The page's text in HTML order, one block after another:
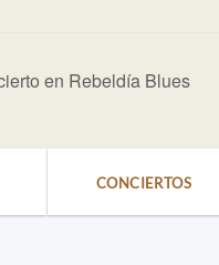
en Rebeldía Blues
CONCIERTOS